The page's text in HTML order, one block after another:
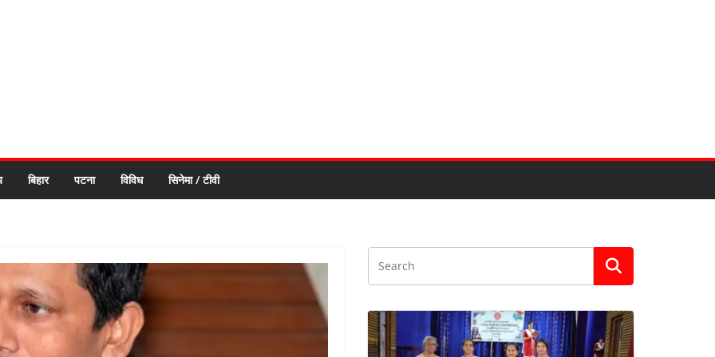
बिहार पटना विविध सिनेमा / टीवी